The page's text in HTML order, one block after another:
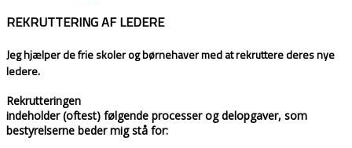
REKRUTTERING AF LEDERE
Jeg hjælper de frie skoler og børnehaver med at rekruttere deres nye
ledere.
Rekrutteringen
indeholder (oftest) følgende processer og delopgaver, som
bestyrelserne beder mig stå for: